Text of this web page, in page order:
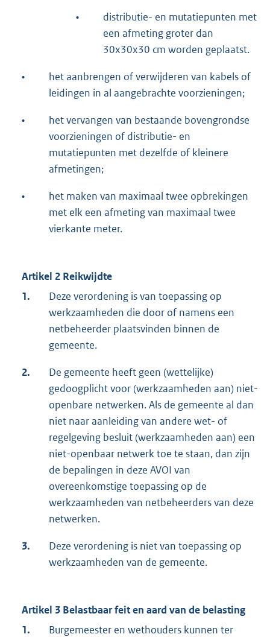
•
distributie- en mutatiepunten met
een afmeting groter dan
30x30x30 cm worden geplaatst.
•
het aanbrengen of verwijderen van kabels of
leidingen in al aangebrachte voorzieningen;
•
het vervangen van bestaande bovengrondse
voorzieningen of distributie- en
mutatiepunten met dezelfde of kleinere
afmetingen;
•
het maken van maximaal twee opbrekingen
met elk een afmeting van maximaal twee
vierkante meter.
Artikel 2 Reikwijdte
1.
Deze verordening is van toepassing op
werkzaamheden die door of namens een
netbeheerder plaatsvinden binnen de
gemeente.
2.
De gemeente heeft geen (wettelijke)
gedoogplicht voor (werkzaamheden aan) niet-
openbare netwerken. Als de gemeente al dan
niet naar aanleiding van andere wet- of
regelgeving besluit (werkzaamheden aan) een
niet-openbaar netwerk toe te staan, dan zijn
de bepalingen in deze AVOI van
overeenkomstige toepassing op de
werkzaamheden van netbeheerders van deze
netwerken.
3.
Deze verordening is niet van toepassing op
werkzaamheden van de gemeente.
Artikel 3 Belastbaar feit en aard van de belasting
1.
Burgemeester en wethouders kunnen ter